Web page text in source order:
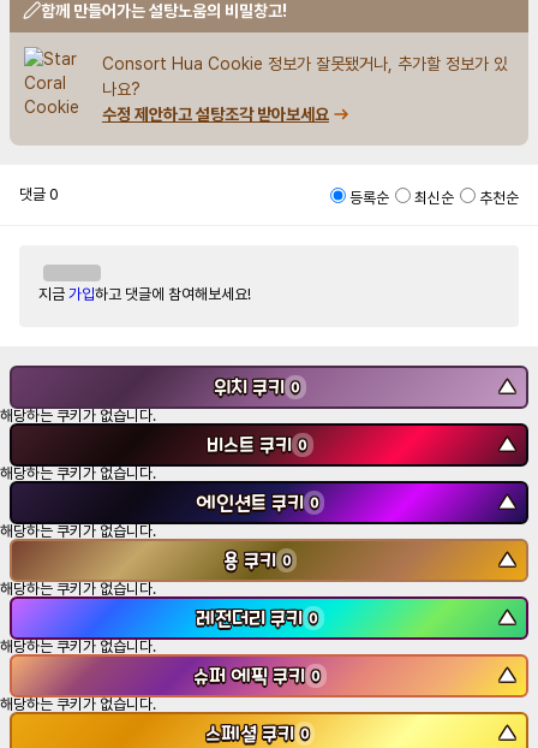
함께 만들어가는 설탕노움의 비밀창고!
Consort Hua Cookie 정보가 잘못됐거나, 추가할 정보가 있
나요?
수정 제안하고 설탕조각 받아보세요
댓글 0 등록순 최신순 추천순
지금 가입하고 댓글에 참여해보세요!
위치 쿠키 0 ▼
해당하는 쿠키가 없습니다.
비스트 쿠키 0 ▼
해당하는 쿠키가 없습니다.
에인션트 쿠키 0 ▼
해당하는 쿠키가 없습니다.
용 쿠키 0 ▼
해당하는 쿠키가 없습니다.
레전더리 쿠키 0 ▼
해당하는 쿠키가 없습니다.
슈퍼 에픽 쿠키 0 ▼
해당하는 쿠키가 없습니다.
스페셜 쿠키 0 ▼